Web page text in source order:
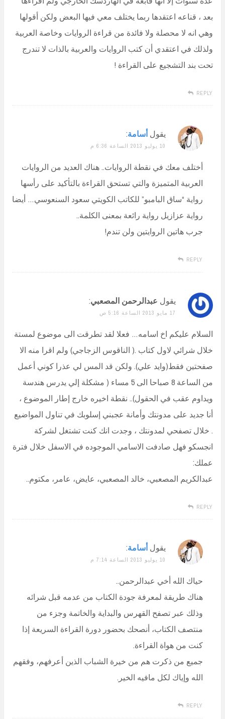
بعد ، قناعه اعتقدها ربما يختلف معي فيها البعض ولكن أقولها
وهي انه لا محصلة ولا فائدة من قراءة الروايات وخاصة العربية
ولذلك في اعتقدي أن كتب الروايات والعربية بالذات لا تندرج
تحت بند التشجيع على القراءة !
REPLY
يقول أسامة:
10 يوليو 2013 الساعة 6:36 م
أختلف معك في نقطة الروايات.. هناك العديد من الروايات
العربية المتميزة والتي تستحق القراءة بالتأكيد على رأسها
رواية “ساق البامبو” للكاتب الكويتي سعود السنعوسي… أيضا
رواية عزازيل رواية رائعة بمعنى الكلمة..
جرب هاتين الروايتين ولن تندم!
REPLY
يقول عبدالرحمن المصعبي:
17 مايو 2013 الساعة 5:16 ص
السلام عليكم اخ اسامه… فعلا لقد تطرقت الى موضوع لمستة
خلال شرائي لاول كتاب .( الناقوس الزجاجي) ولم اقرا منه الا
صفحتين فقط(وايد علي). ولكن قد المس لي عذرا كوني أعمل
من الساعة 8 صباحا الى 5 مساء ( مشكلة إلي يدرس هندسة
ويداوم عقب في الحقول).. نقطة اخيره خارج إطار الموضوع ،
أنا جديد على مدونتك وأمانة عجبني إسلوبك في تناول المواضيع
. خلال تصفحي لمدونتك ، وجدت انك كنت تشتغل لشركة
انجسكو فهل صادفت الاسامي الموجوده في الاسفل خلال فترة
عملك:
عبدالكريم المصعبي، خالد المصعبي، عايض، عامر، مكتوم..
REPLY
يقول أسامة:
10 يوليو 2013 الساعة 7:14 م
حياك الله أخي عبدالرحمن..
هناك طريقة لمعرفة جودة الكتاب من عدمه قبل شرائه
وذلك عبر تصفح القهرس والبداية والخاتمة وجزء من
منتصف الكتاب، أنصحك بحضور دورة القراءة السريعة إذا
كنت من هواة القراءة.
جميع من ذكرت هم من خيرة الشباب الذين أعرفهم، وفقهم
الله وإياك لكل مافيه الخير.
REPLY